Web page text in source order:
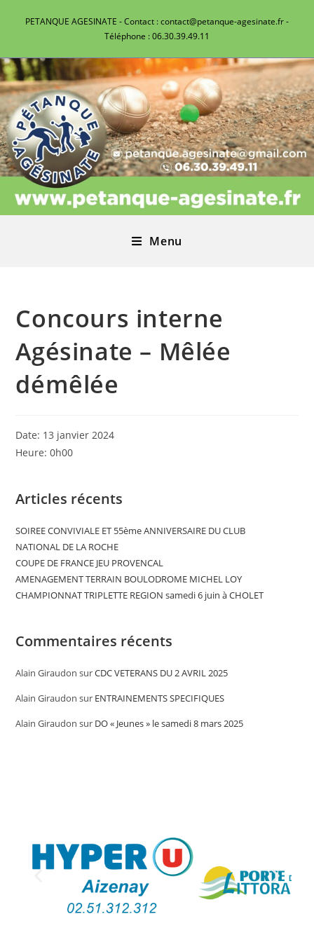
PETANQUE AGESINATE - Contact : contact@petanque-agesinate.fr -
Téléphone : 06.30.39.49.11
Menu
Concours interne
Agésinate – Mêlée
démêlée
Date: 13 janvier 2024
Heure:0h00
Articles récents
SOIREE CONVIVIALE ET 55ème ANNIVERSAIRE DU CLUB
NATIONAL DE LA ROCHE
COUPE DE FRANCE JEU PROVENCAL
AMENAGEMENT TERRAIN BOULODROME MICHEL LOY
CHAMPIONNAT TRIPLETTE REGION samedi 6 juin à CHOLET
Commentaires récents
Alain Giraudon surCDC VETERANS DU 2 AVRIL 2025
Alain Giraudon sur ENTRAINEMENTS SPECIFIQUES
Alain Giraudon sur DO « Jeunes » le samedi 8 mars 2025